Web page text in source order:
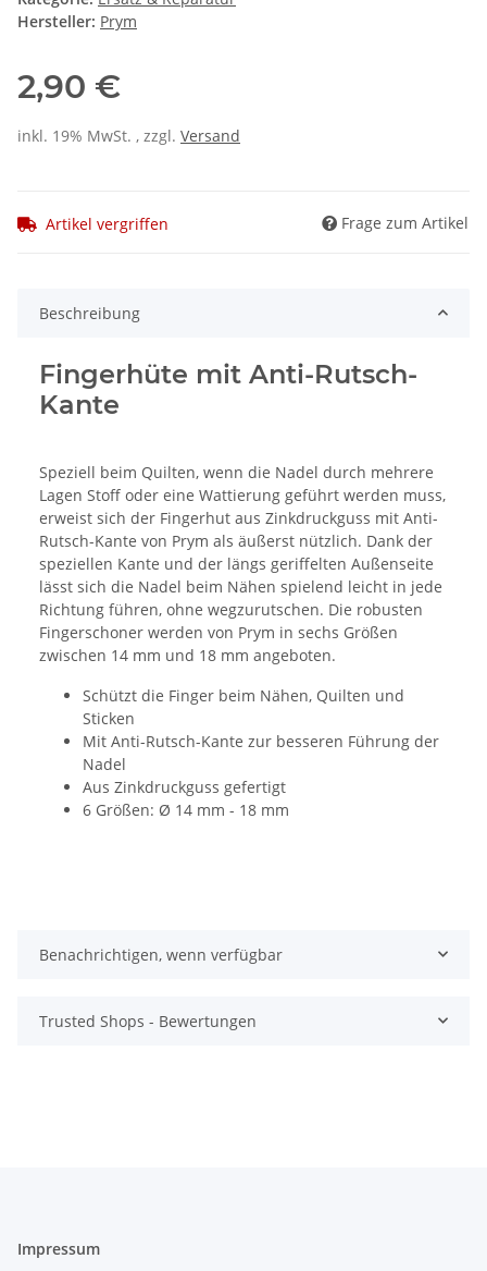
Hersteller: Prym
2,90 €
inkl. 19% MwSt. , zzgl. Versand
Artikel vergriffen Frage zum Artikel
Beschreibung
Fingerhüte mit Anti-Rutsch-
Kante
Speziell beim Quilten, wenn die Nadel durch mehrere
Lagen Stoff oder eine Wattierung geführt werden muss,
erweist sich der Fingerhut aus Zinkdruckguss mit Anti-
Rutsch-Kante von Prym als äußerst nützlich. Dank der
speziellen Kante und der längs geriffelten Außenseite
lässt sich die Nadel beim Nähen spielend leicht in jede
Richtung führen, ohne wegzurutschen. Die robusten
Fingerschoner werden von Prym in sechs Größen
zwischen 14 mm und 18 mm angeboten.
Schützt die Finger beim Nähen, Quilten und
Sticken
Mit Anti-Rutsch-Kante zur besseren Führung der
Nadel
Aus Zinkdruckguss gefertigt
6 Größen: Ø 14 mm - 18 mm
Benachrichtigen, wenn verfügbar
Trusted Shops - Bewertungen
Impressum